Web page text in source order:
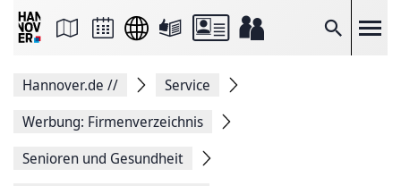
Suche
Seite
Facebook
teilen
Seitenlink
Hannover.de //
Service
Werbung: Firmenverzeichnis
Senioren und Gesundheit